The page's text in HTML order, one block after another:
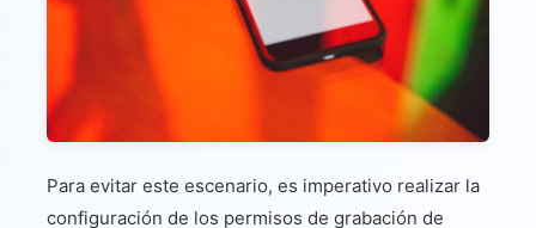
Para evitar este escenario, es imperativo realizar la
configuración de los permisos de grabación de